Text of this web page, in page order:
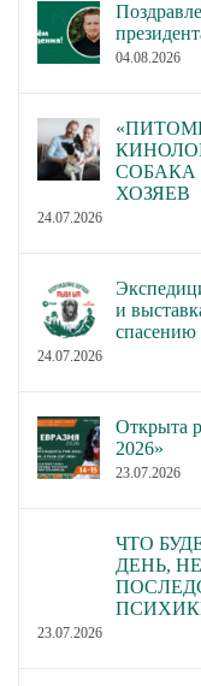
04.08.2026
СОБАКА
ХОЗЯЕВ
24.07.2026
и
24.07.2026
Открыта
2026»
23.07.2026
ЧТО
ДЕНЬ,
23.07.2026